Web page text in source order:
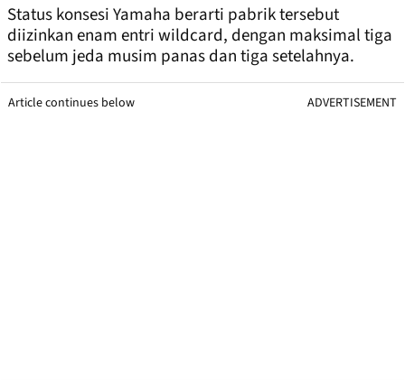
Status konsesi Yamaha berarti pabrik tersebut
diizinkan enam entri wildcard, dengan maksimal tiga
sebelum jeda musim panas dan tiga setelahnya.
Article continues below ADVERTISEMENT